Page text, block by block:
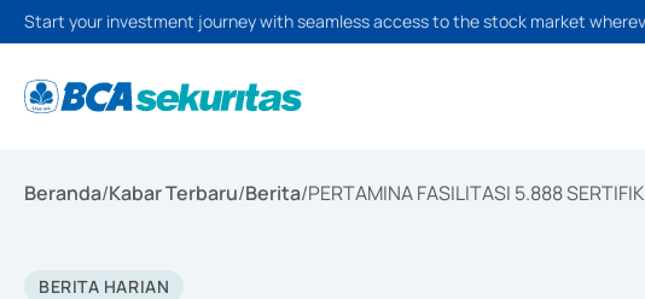
Start your investment journey with seamless access to the stock market
Beranda/Kabar Terbaru/Berita/PERTAMINA FASILITASI 5.888
BERITA HARIAN